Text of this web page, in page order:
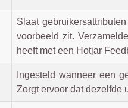
Slaat
voorbeeld zit.
heeft met een Hotjar
Ingesteld wanneer een
Zorgt ervoor dat dezelfde